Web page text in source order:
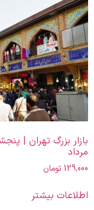
مرداد
129,000تومان
اطلاعات بیشتر